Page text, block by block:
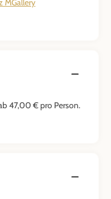
MGallery
47,00 € pro Person.